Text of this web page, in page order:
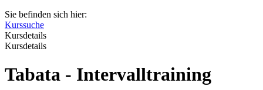
Sie befinden sich hier:
Kurssuche
Kursdetails
Kursdetails
Tabata - Intervalltraining